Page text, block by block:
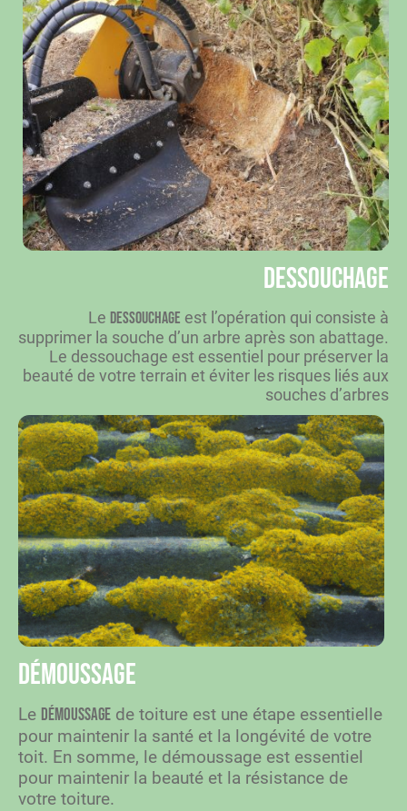
Dessouchage
Le dessouchage est l’opération qui consiste à
supprimer la souche d’un arbre après son abattage.
Le dessouchage est essentiel pour préserver la
beauté de votre terrain et éviter les risques liés aux
souches d’arbres
Démoussage
Le démoussage de toiture est une étape essentielle
pour maintenir la santé et la longévité de votre
toit. En somme, le démoussage est essentiel
pour maintenir la beauté et la résistance de
votre toiture.